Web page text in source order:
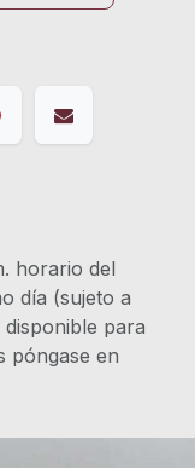
IVA
horario del
día (sujeto a
para
póngase en